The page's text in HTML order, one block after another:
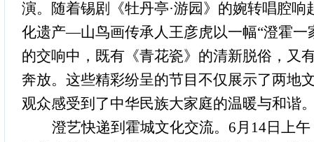
演。随着锡剧《牡丹亭·游园》的婉转唱腔
化遗产—山鸟画传承人王彦虎以一幅“澄霍一
的交响中，既有《青花瓷》的清新脱俗，又
奔放。这些精彩纷呈的节目不仅展示了两地
观众感受到了中华民族大家庭的温暖与和谐
澄艺快递到霍城文化交流。 6月14日上